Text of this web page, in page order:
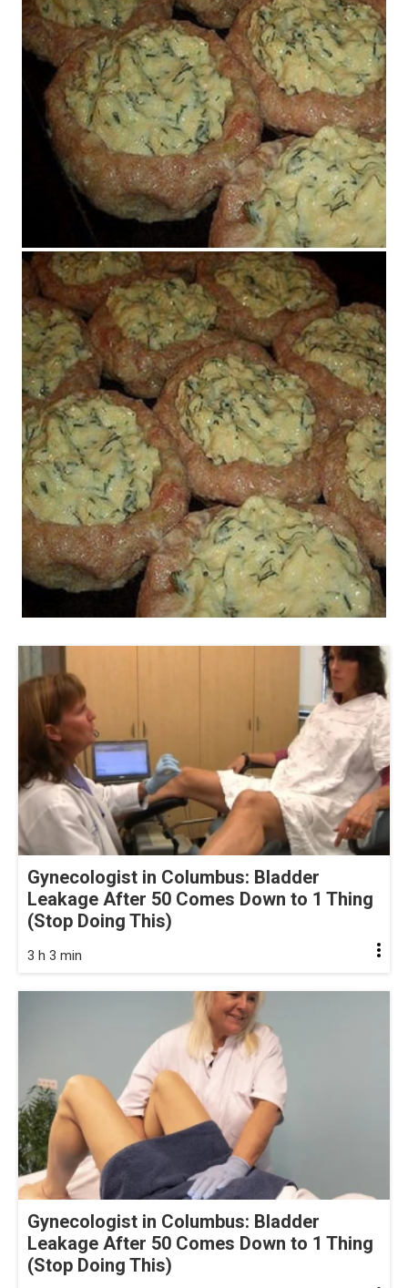
Gynecologist in Columbus: Bladder
Leakage After 50 Comes Down to 1 Thing
(Stop Doing This)
3 h 3 min
Gynecologist in Columbus: Bladder
Leakage After 50 Comes Down to 1 Thing
(Stop Doing This)